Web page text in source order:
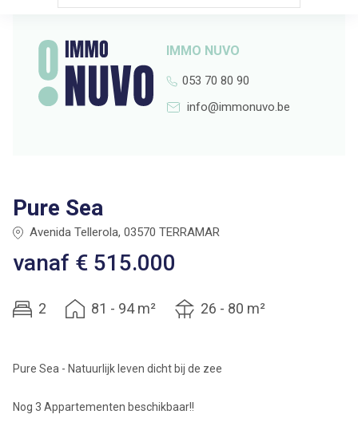
Pure Sea
Avenida Tellerola, 03570 TERRAMAR
vanaf € 515.000
2 81 - 94 m² 26 - 80 m²
Pure Sea - Natuurlijk leven dicht bij de zee
Nog 3 Appartementen beschikbaar!!
IMMO NUVO
053 70 80 90
info@immonuvo.be